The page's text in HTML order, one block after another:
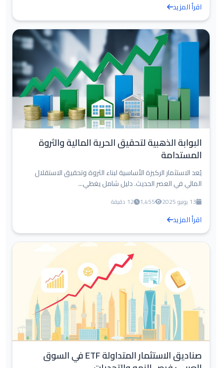
اقرأ المزيد
البوابة الذهبية لتحقيق الحرية المالية والثروة
المستدامة
يُعد الاستثمار الركيزة الأساسية لبناء الثروة وتحقيق الاستقلال
المالي في العصر الحديث. دليل شامل يغطي...
13 يونيو 2025 1,455 12 دقيقة
اقرأ المزيد
صناديق الاستثمار المتداولة ETF في السوق